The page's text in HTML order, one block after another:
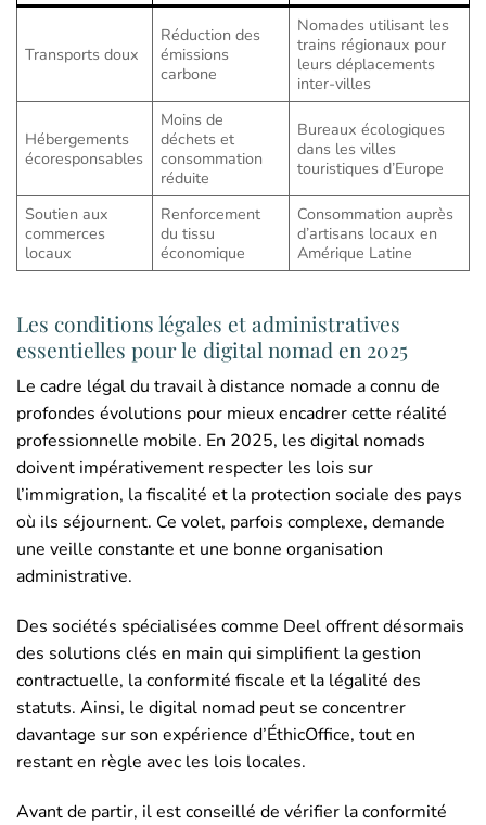
Transports doux
Réduction des
émissions
carbone
Nomades utilisant les
trains régionaux pour
leurs déplacements
inter-villes
Hébergements
écoresponsables
Moins de
déchets et
consommation
réduite
Bureaux écologiques
dans les villes
touristiques d’Europe
Soutien aux
commerces
locaux
Renforcement
du tissu
économique
Consommation auprès
d’artisans locaux en
Amérique Latine
Les conditions légales et administratives
essentielles pour le digital nomad en 2025
Le cadre légal du travail à distance nomade a connu de
profondes évolutions pour mieux encadrer cette réalité
professionnelle mobile. En 2025, les digital nomads
doivent impérativement respecter les lois sur
l’immigration, la fiscalité et la protection sociale des pays
où ils séjournent. Ce volet, parfois complexe, demande
une veille constante et une bonne organisation
administrative.
Des sociétés spécialisées comme Deel offrent désormais
des solutions clés en main qui simplifient la gestion
contractuelle, la conformité fiscale et la légalité des
statuts. Ainsi, le digital nomad peut se concentrer
davantage sur son expérience d’ÉthicOffice, tout en
restant en règle avec les lois locales.
Avant de partir, il est conseillé de vérifier la conformité